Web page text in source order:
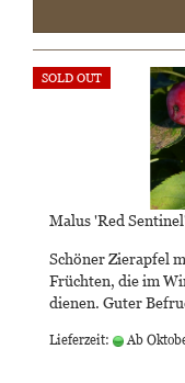
SOLD OUT
Malus 'Red
Schöner Zierapfel
Früchten, die im
dienen. Guter
Lieferzeit: Ab